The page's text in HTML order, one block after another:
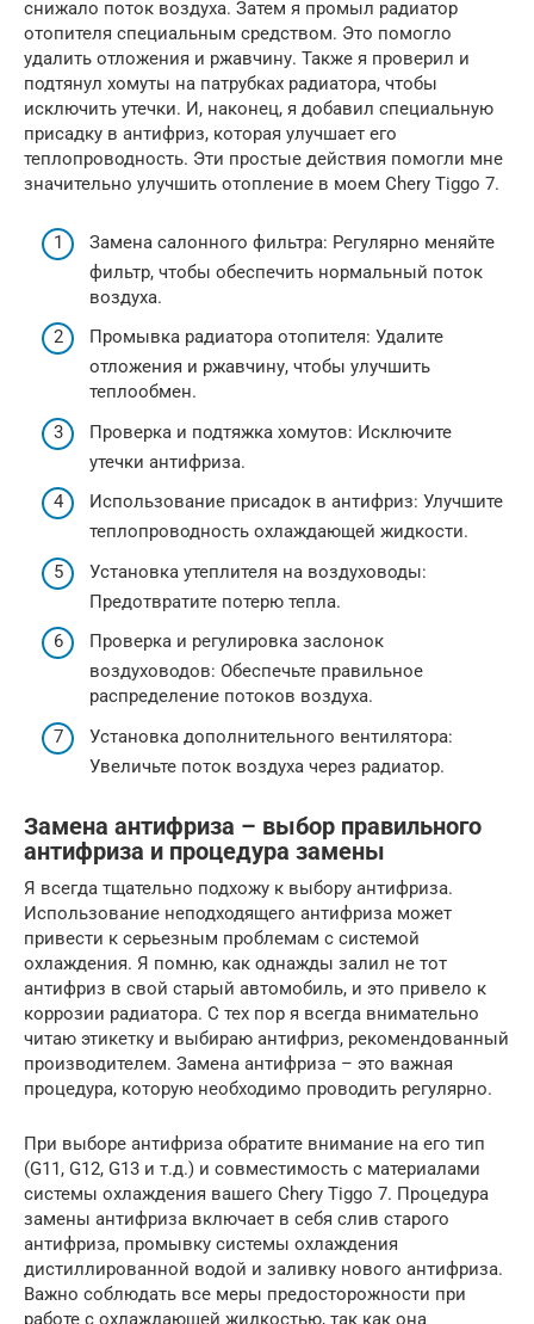
снижало поток воздуха. Затем я промыл радиатор
отопителя специальным средством. Это помогло
удалить отложения и ржавчину. Также я проверил и
подтянул хомуты на патрубках радиатора, чтобы
исключить утечки. И, наконец, я добавил специальную
присадку в антифриз, которая улучшает его
теплопроводность. Эти простые действия помогли мне
значительно улучшить отопление в моем Chery Tiggo 7.
Замена салонного фильтра: Регулярно меняйте
фильтр, чтобы обеспечить нормальный поток
воздуха.
Промывка радиатора отопителя: Удалите
отложения и ржавчину, чтобы улучшить
теплообмен.
Проверка и подтяжка хомутов: Исключите
утечки антифриза.
Использование присадок в антифриз: Улучшите
теплопроводность охлаждающей жидкости.
Установка утеплителя на воздуховоды:
Предотвратите потерю тепла.
Проверка и регулировка заслонок
воздуховодов: Обеспечьте правильное
распределение потоков воздуха.
Установка дополнительного вентилятора:
Увеличьте поток воздуха через радиатор.
Замена антифриза – выбор правильного
антифриза и процедура замены
Я всегда тщательно подхожу к выбору антифриза.
Использование неподходящего антифриза может
привести к серьезным проблемам с системой
охлаждения. Я помню, как однажды залил не тот
антифриз в свой старый автомобиль, и это привело к
коррозии радиатора. С тех пор я всегда внимательно
читаю этикетку и выбираю антифриз, рекомендованный
производителем. Замена антифриза – это важная
процедура, которую необходимо проводить регулярно.
При выборе антифриза обратите внимание на его тип
(G11, G12, G13 и т.д.) и совместимость с материалами
системы охлаждения вашего Chery Tiggo 7. Процедура
замены антифриза включает в себя слив старого
антифриза, промывку системы охлаждения
дистиллированной водой и заливку нового антифриза.
Важно соблюдать все меры предосторожности при
работе с охлаждающей жидкостью, так как она